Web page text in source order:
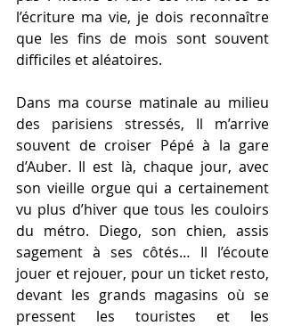
l’écriture ma vie, je dois reconnaître
que les fins de mois sont souvent
difficiles et aléatoires.
Dans ma course matinale au milieu
des parisiens stressés, Il m’arrive
souvent de croiser Pépé à la gare
d’Auber. Il est là, chaque jour, avec
son vieille orgue qui a certainement
vu plus d’hiver que tous les couloirs
du métro. Diego, son chien, assis
sagement à ses côtés… Il l’écoute
jouer et rejouer, pour un ticket resto,
devant les grands magasins où se
pressent les touristes et les